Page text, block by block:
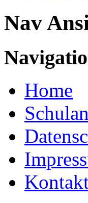
Nav
Home